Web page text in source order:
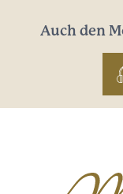
Auch den